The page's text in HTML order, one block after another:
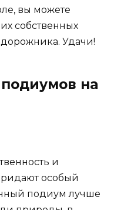
вы можете
собственных
Удачи!
на
и
особый
подиум лучше